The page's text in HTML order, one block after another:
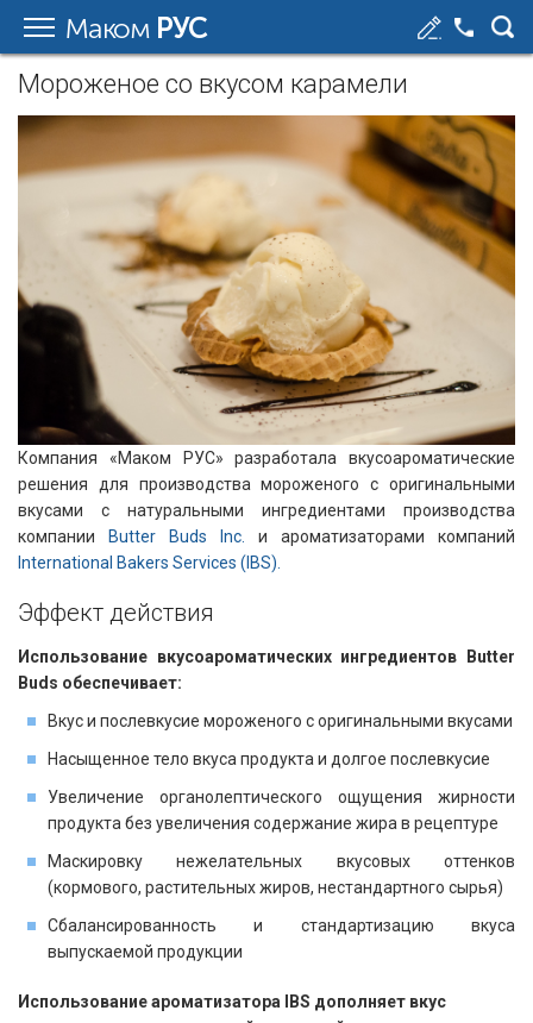
Маком РУС
Мороженое со вкусом карамели
Компания «Маком РУС» разработала вкусоароматические
решения для производства мороженого с оригинальными
вкусами с натуральными ингредиентами производства
компании
Butter Buds Inc.
и ароматизаторами компаний
International Bakers Services (IBS).
Эффект действия​​
Использование вкусоароматических ингредиентов Butter
Buds обеспечивает:
Вкус и послевкусие мороженого с оригинальными вкусами
Насыщенное тело вкуса продукта и долгое послевкусие
Увеличение органолептического ощущения жирности
продукта без увеличения содержание жира в рецептуре
Маскировку нежелательных вкусовых оттенков
(кормового, растительных жиров, нестандартного сырья)
Сбалансированность и стандартизацию вкуса
выпускаемой продукции
Использование ароматизатора IBS дополняет вкус